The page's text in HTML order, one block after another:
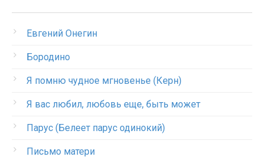
Евгений Онегин
Бородино
Я помню чудное мгновенье (Керн)
Я вас любил, любовь еще, быть может
Парус (Белеет парус одинокий)
Письмо матери